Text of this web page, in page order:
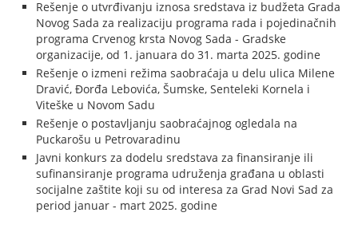
Rešenje o utvrđivanju iznosa sredstava iz budžeta Grada
Novog Sada za realizaciju programa rada i pojedinačnih
programa Crvenog krsta Novog Sada - Gradske
organizacije, od 1. januara do 31. marta 2025. godine
Rešenje o izmeni režima saobraćaja u delu ulica Milene
Dravić, Đorđa Lebovića, Šumske, Senteleki Kornela i
Viteške u Novom Sadu
Rešenje o postavljanju saobraćajnog ogledala na
Puckarošu u Petrovaradinu
Javni konkurs za dodelu sredstava za finansiranje ili
sufinansiranje programa udruženja građana u oblasti
socijalne zaštite koji su od interesa za Grad Novi Sad za
period januar - mart 2025. godine